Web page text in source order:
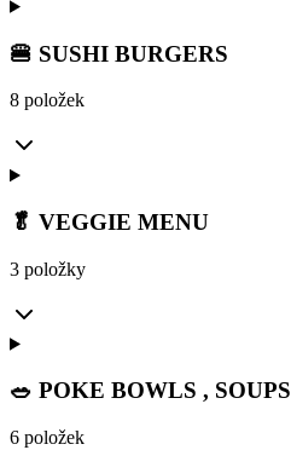
🍔 SUSHI BURGERS
8 položek
🥬 VEGGIE MENU
3 položky
🥗 POKE BOWLS , SOUPS
6 položek